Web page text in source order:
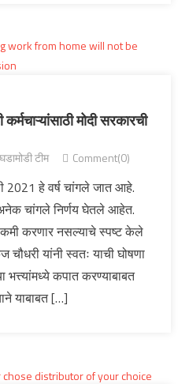
मोदी सरकारची
टीम Comment(0)
2021 हे वर्ष चांगले जात आहे.
अनेक चांगले निर्णय घेतले आहेत.
करणार नसल्याचे स्पष्ट केले
यांनी स्वतः याची घोषणा
भत्त्यांमध्ये कपात करण्याबाबत
याबाबत […]